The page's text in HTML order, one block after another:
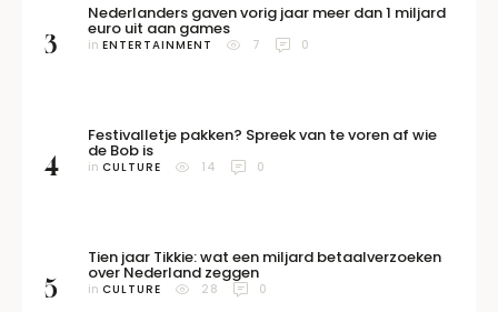
3
Nederlanders gaven vorig jaar meer dan 1 miljard
euro uit aan games
in ENTERTAINMENT 7 0
4
Festivalletje pakken? Spreek van te voren af wie
de Bob is
in CULTURE 14 0
5
Tien jaar Tikkie: wat een miljard betaalverzoeken
over Nederland zeggen
in CULTURE 28 0